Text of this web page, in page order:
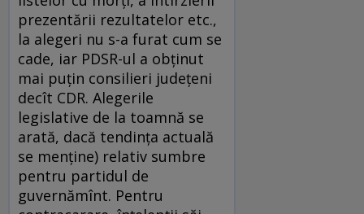
prezentării rezultatelor etc.,
la alegeri nu s-a furat cum se
cade, iar PDSR-ul a obținut
mai puțin consilieri județeni
decît CDR. Alegerile
legislative de la toamnă se
arată, dacă tendința actuală
se menține) relativ sumbre
pentru partidul de
guvernămînt. Pentru